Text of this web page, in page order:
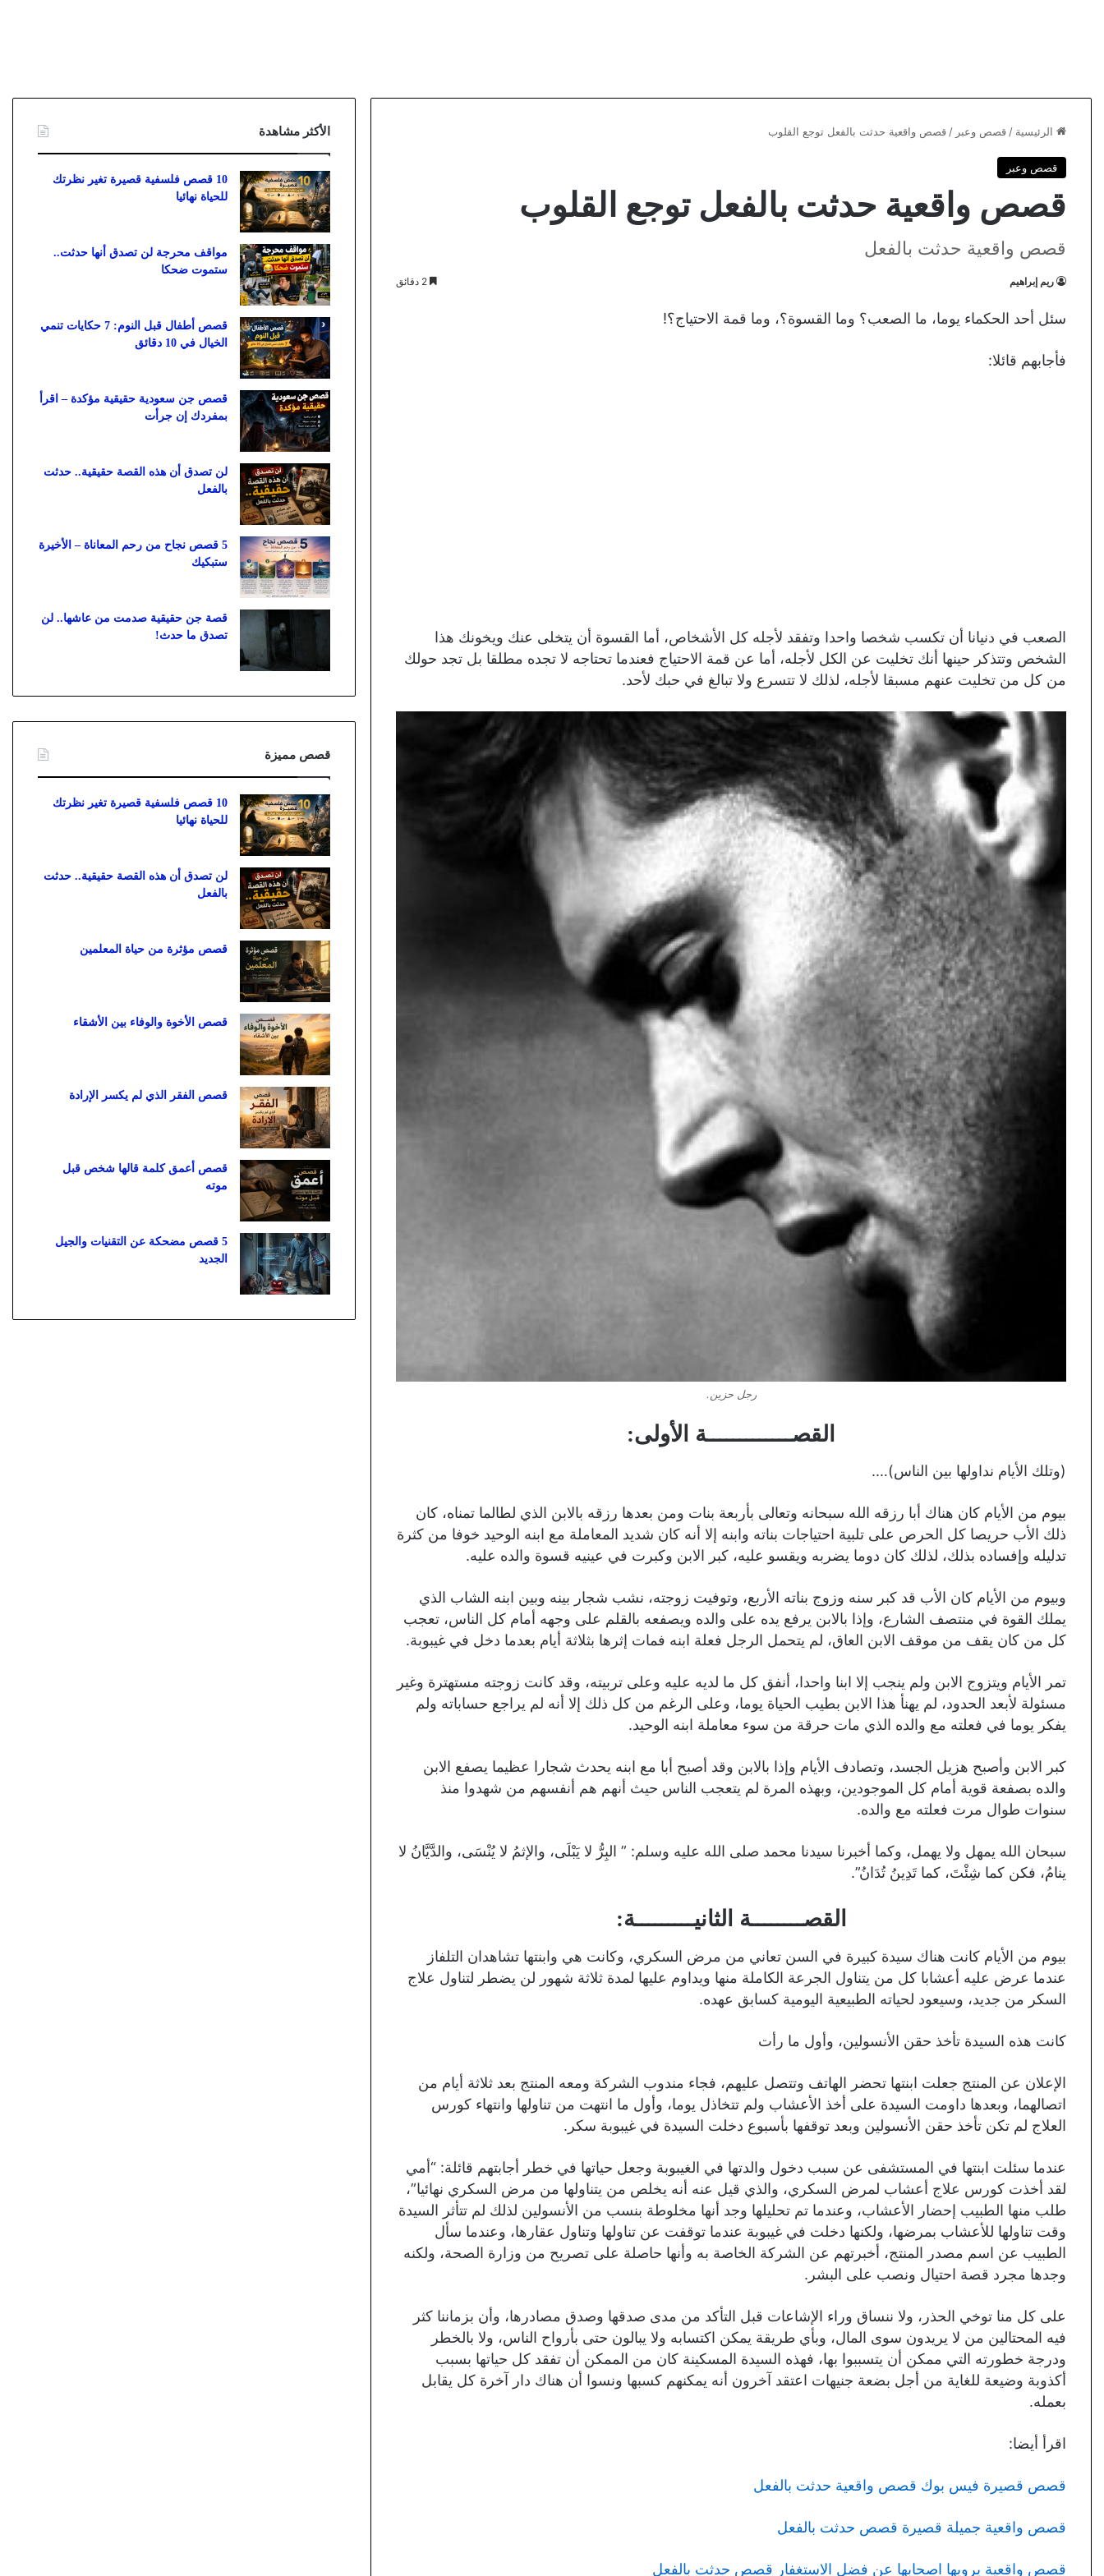
الرئيسية / قصص وعبر / قصص واقعية حدثت بالفعل توجع القلوب
قصص وعبر
قصص واقعية حدثت بالفعل توجع القلوب
قصص واقعية حدثت بالفعل
ريم إبراهيم
سئل أحد الحكماء يوما، ما الصعب؟ وما القسوة؟، وما قمة الاحتياج؟!
فأجابهم قائلا:
الصعب في دنيانا أن تكسب شخصا واحدا وتفقد لأجله كل الأشخاص، أما القسوة أن يتخلى عنك ويخونك هذا
الشخص وتتذكر حينها أنك تخليت عن الكل لأجله، أما عن قمة الاحتياج فعندما تحتاجه لا تجده مطلقا بل تجد حولك
من كل من تخليت عنهم مسبقا لأجله، لذلك لا تتسرع ولا تبالغ في حبك لأحد.
رجل حزين.
القصـــــــــــــة الأولى:
(وتلك الأيام نداولها بين الناس)….
بيوم من الأيام كان هناك أبا رزقه الله سبحانه وتعالى بأربعة بنات ومن بعدها رزقه بالابن الذي لطالما تمناه، كان
ذلك الأب حريصا كل الحرص على تلبية احتياجات بناته وابنه إلا أنه كان شديد المعاملة مع ابنه الوحيد خوفا من كثرة
تدليله وإفساده بذلك، لذلك كان دوما يضربه ويقسو عليه، كبر الابن وكبرت في عينيه قسوة والده عليه.
وبيوم من الأيام كان الأب قد كبر سنه وزوج بناته الأربع، وتوفيت زوجته، نشب شجار بينه وبين ابنه الشاب الذي
يملك القوة في منتصف الشارع، وإذا بالابن يرفع يده على والده ويصفعه بالقلم على وجهه أمام كل الناس، تعجب
كل من كان يقف من موقف الابن العاق، لم يتحمل الرجل فعلة ابنه فمات إثرها بثلاثة أيام بعدما دخل في غيبوبة.
تمر الأيام ويتزوج الابن ولم ينجب إلا ابنا واحدا، أنفق كل ما لديه عليه وعلى تربيته، وقد كانت زوجته مستهترة وغير
مسئولة لأبعد الحدود، لم يهنأ هذا الابن بطيب الحياة يوما، وعلى الرغم من كل ذلك إلا أنه لم يراجع حساباته ولم
يفكر يوما في فعلته مع والده الذي مات حرقة من سوء معاملة ابنه الوحيد.
كبر الابن وأصبح هزيل الجسد، وتصادف الأيام وإذا بالابن وقد أصبح أبا مع ابنه يحدث شجارا عظيما يصفع الابن
والده بصفعة قوية أمام كل الموجودين، وبهذه المرة لم يتعجب الناس حيث أنهم هم أنفسهم من شهدوا منذ
سنوات طوال مرت فعلته مع والده.
سبحان الله يمهل ولا يهمل، وكما أخبرنا سيدنا محمد صلى الله عليه وسلم: ” البِرُّ لا يَبْلَى، والإثمُ لا يُنْسَى، والدَّيَّانُ لا
ينامُ، فكن كما شِئْتَ، كما تَدِينُ تُدَانُ”.
القصــــــــة الثانيـــــــــة:
بيوم من الأيام كانت هناك سيدة كبيرة في السن تعاني من مرض السكري، وكانت هي وابنتها تشاهدان التلفاز
عندما عرض عليه أعشابا كل من يتناول الجرعة الكاملة منها ويداوم عليها لمدة ثلاثة شهور لن يضطر لتناول علاج
السكر من جديد، وسيعود لحياته الطبيعية اليومية كسابق عهده.
كانت هذه السيدة تأخذ حقن الأنسولين، وأول ما رأت
الإعلان عن المنتج جعلت ابنتها تحضر الهاتف وتتصل عليهم، فجاء مندوب الشركة ومعه المنتج بعد ثلاثة أيام من
اتصالهما، وبعدها داومت السيدة على أخذ الأعشاب ولم تتخاذل يوما، وأول ما انتهت من تناولها وانتهاء كورس
العلاج لم تكن تأخذ حقن الأنسولين وبعد توقفها بأسبوع دخلت السيدة في غيبوبة سكر.
عندما سئلت ابنتها في المستشفى عن سبب دخول والدتها في الغيبوبة وجعل حياتها في خطر أجابتهم قائلة: “أمي
لقد أخذت كورس علاج أعشاب لمرض السكري، والذي قيل عنه أنه يخلص من يتناولها من مرض السكري نهائيا”،
طلب منها الطبيب إحضار الأعشاب، وعندما تم تحليلها وجد أنها مخلوطة بنسب من الأنسولين لذلك لم تتأثر السيدة
وقت تناولها للأعشاب بمرضها، ولكنها دخلت في غيبوبة عندما توقفت عن تناولها وتناول عقارها، وعندما سأل
الطبيب عن اسم مصدر المنتج، أخبرتهم عن الشركة الخاصة به وأنها حاصلة على تصريح من وزارة الصحة، ولكنه
وجدها مجرد قصة احتيال ونصب على البشر.
على كل منا توخي الحذر، ولا ننساق وراء الإشاعات قبل التأكد من مدى صدقها وصدق مصادرها، وأن بزماننا كثر
فيه المحتالين من لا يريدون سوى المال، وبأي طريقة يمكن اكتسابه ولا يبالون حتى بأرواح الناس، ولا بالخطر
ودرجة خطورته التي ممكن أن يتسببوا بها، فهذه السيدة المسكينة كان من الممكن أن تفقد كل حياتها بسبب
أكذوبة وضيعة للغاية من أجل بضعة جنيهات اعتقد آخرون أنه يمكنهم كسبها ونسوا أن هناك دار آخرة كل يقابل
بعمله.
اقرأ أيضا:
قصص قصيرة فيس بوك قصص واقعية حدثت بالفعل
قصص واقعية جميلة قصيرة قصص حدثت بالفعل
قصص واقعية يرويها اصحابها عن فضل الاستغفار قصص حدثت بالفعل
الأكثر مشاهدة
10 قصص فلسفية قصيرة تغير نظرتك
للحياة نهائيا
مواقف محرجة لن تصدق أنها حدثت..
ستموت ضحكا
قصص أطفال قبل النوم: 7 حكايات تنمي
الخيال في 10 دقائق
قصص جن سعودية حقيقية مؤكدة – اقرأ
بمفردك إن جرأت
لن تصدق أن هذه القصة حقيقية.. حدثت
بالفعل
5 قصص نجاح من رحم المعاناة – الأخيرة
ستبكيك
قصة جن حقيقية صدمت من عاشها.. لن
تصدق ما حدث!
قصص مميزة
10 قصص فلسفية قصيرة تغير نظرتك
للحياة نهائيا
لن تصدق أن هذه القصة حقيقية.. حدثت
بالفعل
قصص مؤثرة من حياة المعلمين
قصص الأخوة والوفاء بين الأشقاء
قصص الفقر الذي لم يكسر الإرادة
قصص أعمق كلمة قالها شخص قبل
موته
5 قصص مضحكة عن التقنيات والجيل
الجديد